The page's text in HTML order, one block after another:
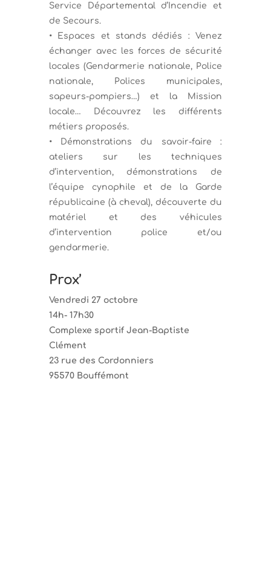
Service Départemental d’Incendie et
de Secours.
• Espaces et stands dédiés : Venez
échanger avec les forces de sécurité
locales (Gendarmerie nationale, Police
nationale, Polices municipales,
sapeurs-pompiers…) et la Mission
locale… Découvrez les différents
métiers proposés.
• Démonstrations du savoir-faire :
ateliers sur les techniques
d’intervention, démonstrations de
l’équipe cynophile et de la Garde
républicaine (à cheval), découverte du
matériel et des véhicules
d’intervention police et/ou
gendarmerie.
Prox’
Vendredi 27 octobre
14h- 17h30
Complexe sportif Jean-Baptiste
Clément
23 rue des Cordonniers
95570 Bouffémont